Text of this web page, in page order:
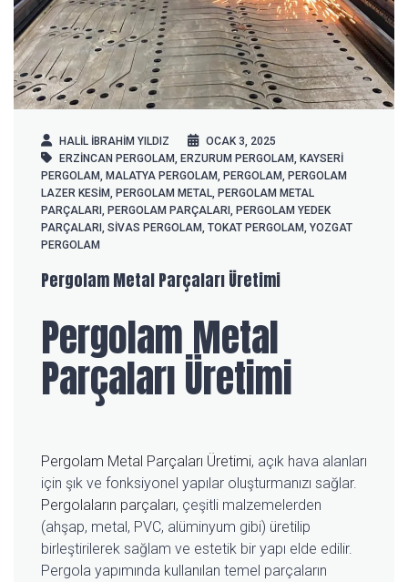
HALIL IBRAHIM YILDIZ
OCAK 3, 2025
ERZINCAN PERGOLAM ERZURUM PERGOLAM KAYSERI
PERGOLAM MALATYA PERGOLAM PERGOLAM PERGOLAM
LAZER KESIM PERGOLAM METAL PERGOLAM METAL
PARÇALARI PERGOLAM PARÇALARI PERGOLAM YEDEK
PARÇALARI SIVAS PERGOLAM TOKAT PERGOLAM YOZGAT
PERGOLAM
Pergolam Metal Parçaları Üretimi
Pergolam Metal
Parçaları Üretimi
Pergolam Metal Parçaları Üretimi, açık hava alanları
için şık ve fonksiyonel yapılar oluşturmanızı sağlar.
Pergolaların parçaları, çeşitli malzemelerden
(ahşap, metal, PVC, alüminyum gibi) üretilip
birleştirilerek sağlam ve estetik bir yapı elde edilir.
Pergola yapımında kullanılan temel parçaların